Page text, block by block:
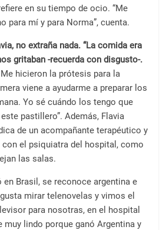
en su tiempo de ocio. “Me
para mí y para Norma”, cuenta.
no extraña nada. “La comida era
gritaban -recuerda con disgusto-.
Me hicieron la prótesis para la
viene a ayudarme a preparar los
Yo sé cuándo los tengo que
pastillero”. Además, Flavia
de un acompañante terapéutico y
el psiquiatra del hospital, como
las salas.
en Brasil, se reconoce argentina e
mirar telenovelas y vimos el
para nosotras, en el hospital
muy lindo porque ganó Argentina y